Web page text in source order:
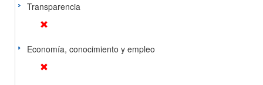
Transparencia
Economía, conocimiento y empleo